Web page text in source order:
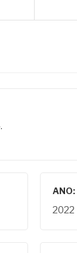
ANO:
2022